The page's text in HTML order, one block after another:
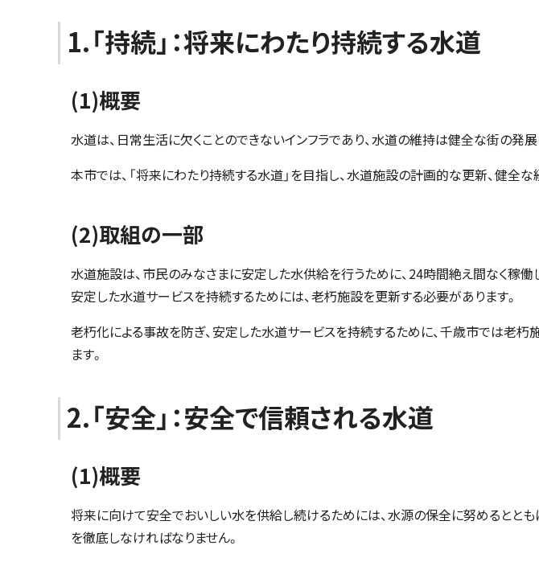
1.「持続」：将来にわたり持続する水道
(1)概要
水道は、日常生活に欠くことのできないインフラであり、水道の維持は健全な街の発
本市では、「将来にわたり持続する水道」を目指し、水道施設の計画的な更新、健全
(2)取組の一部
水道施設は、市民のみなさまに安定した水供給を行うために、24時間絶え間なく稼働
安定した水道サービスを持続するためには、老朽施設を更新する必要があります。
老朽化による事故を防ぎ、安定した水道サービスを持続するために、千歳市では老
ます。
2.「安全」：安全で信頼される水道
(1)概要
将来に向けて安全でおいしい水を供給し続けるためには、水源の保全に努めるとと
を徹底しなければなりません。